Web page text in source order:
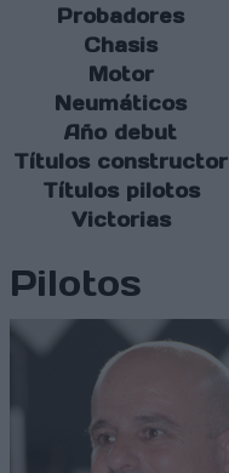
Probadores
Chasis
Motor
Neumáticos
Año debut
Títulos constructor
Títulos pilotos
Victorias
Pilotos